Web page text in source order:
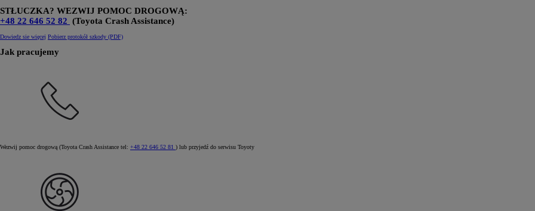
Corolla Hatchback
HYBRID
STŁUCZKA? WEZWIJ POMOC DROGOWĄ:
+48 22 646 52 82 (Toyota Crash Assistance)
Dowiedz sie więcej Pobierz protokół szkody (PDF)
Jak pracujemy
Wezwij pomoc drogową (Toyota Crash Assistance tel: +48 22 646 52 81 ) lub przyjedź do serwisu Toyoty